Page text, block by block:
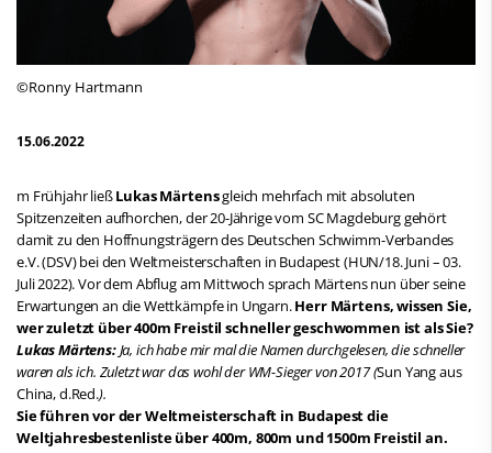
©Ronny Hartmann
15.06.2022
m Frühjahr ließLukas Märtensgleich mehrfach mit absoluten
Spitzenzeiten aufhorchen, der 20-Jährige vom SC Magdeburg gehört
damit zu den Hoffnungsträgern des Deutschen Schwimm-Verbandes
e.V. (DSV) bei den Weltmeisterschaften in Budapest (HUN/18. Juni – 03.
Juli 2022). Vor dem Abflug am Mittwoch sprach Märtens nun über seine
Erwartungen an die Wettkämpfe in Ungarn.Herr Märtens, wissen Sie,
wer zuletzt über 400m Freistil schneller geschwommen ist als Sie?
Lukas Märtens:Ja, ich habe mir mal die Namen durchgelesen, die schneller
waren als ich. Zuletzt war das wohl der WM-Sieger von 2017 (Sun Yang aus
China, d.Red.).
Sie führen vor der Weltmeisterschaft in Budapest die
Weltjahresbestenliste über 400m, 800m und 1500m Freistil an.